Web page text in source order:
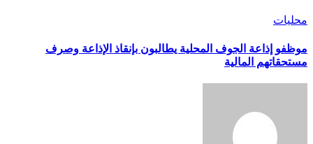
محليات
موظفو إذاعة الجوف المحلية يطالبون بإنقاذ الإذاعة وصرف
مستحقاتهم المالية